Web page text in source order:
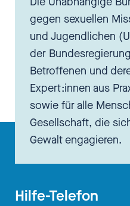
gegen sexuellen
und Jugendlichen
der
Betroffenen und
Expert:innen aus
sowie für alle
Gesellschaft, die
Gewalt engagieren.
Hilfe-Telefon